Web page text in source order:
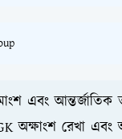
এবং আন্তর্জাতিক
অক্ষাংশ রেখা এবং